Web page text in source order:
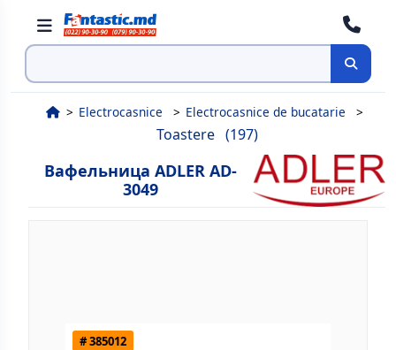
Поиск
Electrocasnice Electrocasnice de bucatarie
Toastere (197)
Вафельница ADLER AD-
3049
# 385012